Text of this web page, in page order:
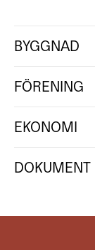
BYGGNAD
FÖRENING
EKONOMI
DOKUMENT